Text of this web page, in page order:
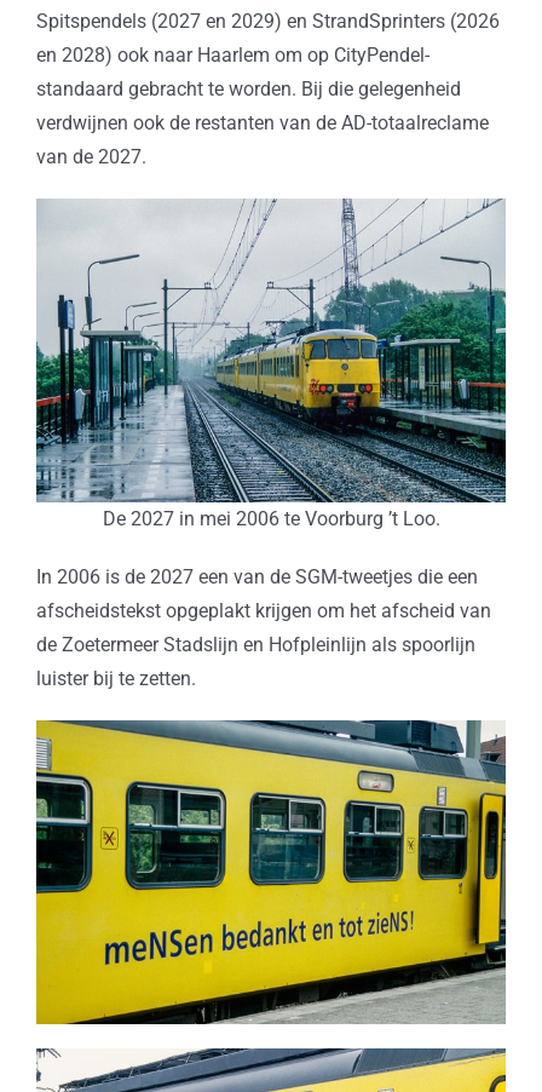
Spitspendels (2027 en 2029) en StrandSprinters (2026
en 2028) ook naar Haarlem om op CityPendel-
standaard gebracht te worden. Bij die gelegenheid
verdwijnen ook de restanten van de AD-totaalreclame
van de 2027.
De 2027 in mei 2006 te Voorburg ’t Loo.
In 2006 is de 2027 een van de SGM-tweetjes die een
afscheidstekst opgeplakt krijgen om het afscheid van
de Zoetermeer Stadslijn en Hofpleinlijn als spoorlijn
luister bij te zetten.